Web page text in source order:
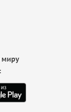
миру